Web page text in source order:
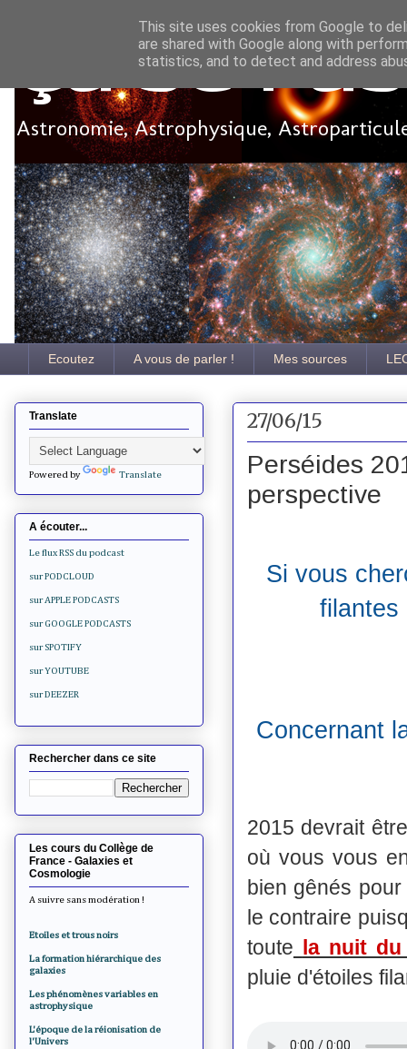
Ça se
Astronomie, Astrophysique,
Ecoutez A vous de parler ! Mes sources
27/06/15
Perséides
perspective
Si vous
Concernant
2015 devrait
où vous vous
bien gênés
le contraire
toute la nuit du
pluie d'étoiles
Translate
Powered by Translate
A écouter...
Le flux RSS du podcast
sur PODCLOUD
sur APPLE PODCASTS
sur GOOGLE PODCASTS
sur SPOTIFY
sur YOUTUBE
sur DEEZER
Rechercher dans ce site
Les cours du Collège de
France - Galaxies et
Cosmologie
A suivre sans modération !
Etoiles et trous noirs
La formation hiérarchique des
galaxies
Les phénomènes variables en
astrophysique
L'époque de la réionisation de
l'Univers
This site uses cookies from Google to
are shared with Google along with
statistics, and to detect and address